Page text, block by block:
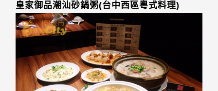
皇家御品潮汕砂鍋粥(台中西區粵式料理)